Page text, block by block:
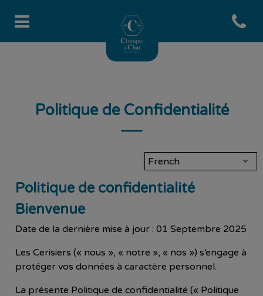
Page d'accueil de Clinique du
Open
Politique de Confidentialité
French
Politique de confidentialité
Bienvenue
Date de la dernière mise à jour : 01 Septembre 2025
Les Cerisiers (« nous », « notre », « nos ») s’engage à
protéger vos données à caractère personnel.
La présente Politique de confidentialité (« Politique